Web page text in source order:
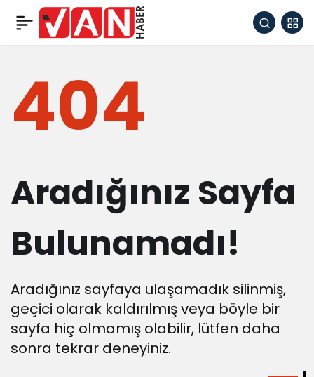
404
Aradığınız Sayfa
Bulunamadı!
Aradığınız sayfaya ulaşamadık silinmiş,
geçici olarak kaldırılmış veya böyle bir
sayfa hiç olmamış olabilir, lütfen daha
sonra tekrar deneyiniz.